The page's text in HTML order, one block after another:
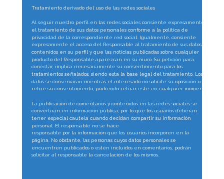
Tratamiento derivado del uso de las redes sociales
Al seguir nuestro perfil en las redes sociales consiente expresamente
el tratamiento de sus datos personales conforme a la política de
privacidad de la correspondiente red social. Igualmente, consiente
expresamente el acceso del Responsable al tratamiento de sus datos
contenidos en su perfil y que las noticias publicadas sobre cualquier
producto del Responsable aparezcan en su muro. Su petición para
conectar, implica necesariamente su consentimiento para los
tratamientos señalados, siendo esta la base legal del tratamiento. Los
datos se conservarán mientras el interesado no solicite su oposición o
retire su consentimiento, pudiendo retirar este en cualquier momento.
La publicación de comentarios y contenidos en las redes sociales se
convertirán en información pública, por lo que los usuarios deberán
tener especial cautela cuando decidan compartir su información
personal. El responsable no se hace
responsable por la información que los usuarios incorporen en la
página. No obstante, las personas cuyos datos personales se
encuentren publicados o estén incluidos en comentarios, podrán
solicitar al responsable la cancelación de los mismos.